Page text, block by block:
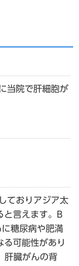
当院で肝細胞が
ておりアジア太
と言えます。B
糖尿病や肥満
る可能性があり
肝臓がんの背